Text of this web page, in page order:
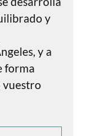
y
y a
forma
vuestro